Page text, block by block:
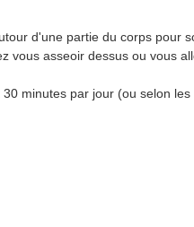
d'une partie du corps pour
vous asseoir dessus ou vous
minutes par jour (ou selon